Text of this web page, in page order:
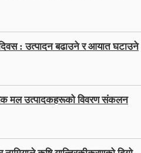
दिवस : उत्पादन बढाउने र आयात घटाउने
मल उत्पादकहरूको विवरण संकलन